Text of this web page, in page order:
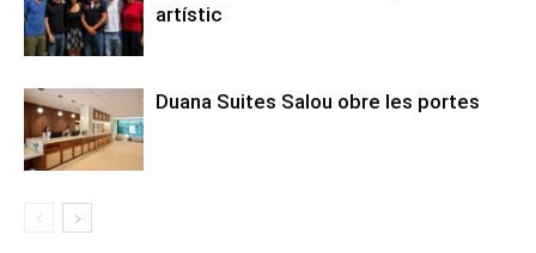
artístic
Duana Suites Salou obre les portes